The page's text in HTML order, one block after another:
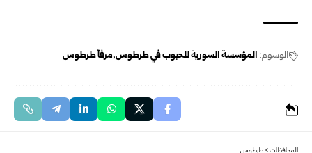
الوسوم: المؤسسة السورية للحبوب في طرطوس مرفأ طرطوس
المحافظات>طرطوس